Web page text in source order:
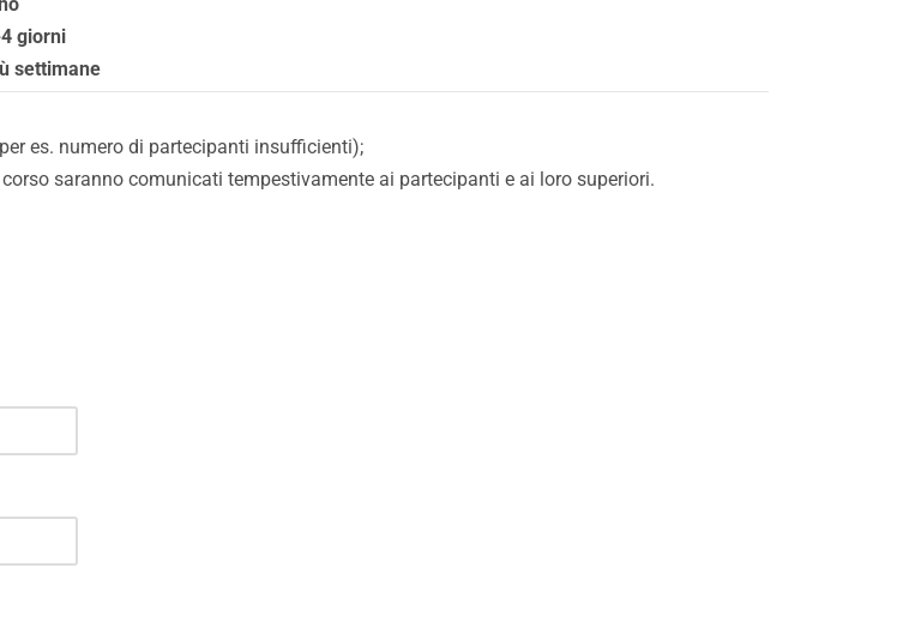
giorni
settimane
es. numero di partecipanti insufficienti);
saranno comunicati tempestivamente ai partecipanti e ai loro superiori.